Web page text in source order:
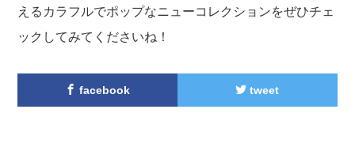
えるカラフルでポップなニューコレクションをぜひチェ
ックしてみてくださいね！
facebook tweet